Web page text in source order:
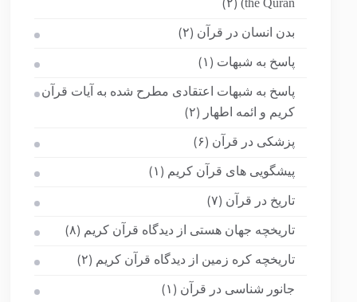
the Quran) (۲)
بدن انسان در قرآن (۲)
پاسخ به شبهات (۱)
پاسخ به شبهات اعتقادی مطرح شده به آیات قرآن
کریم و ائمه اطهار
(۲)
پزشکی در قرآن (۶)
پیشگویی های قرآن کریم (۱)
تاریخ در قرآن (۷)
تاریخچه جهان هستی از دیدگاه قرآن کریم (۸)
تاریخچه کره زمین از دیدگاه قرآن کریم (۲)
جانور شناسی در قرآن (۱)